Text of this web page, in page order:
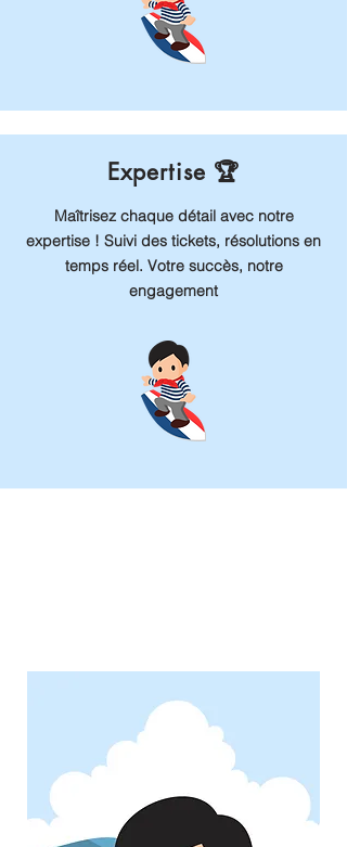
Expertise 🏆
Maîtrisez chaque détail avec notre
expertise ! Suivi des tickets, résolutions en
temps réel. Votre succès, notre
engagement